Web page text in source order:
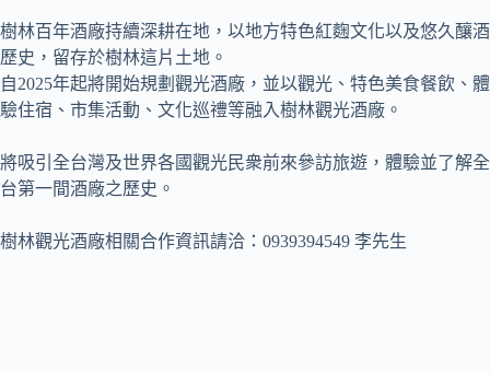
樹林百年酒廠持續深耕在地，以地方特色紅麴文化以及悠久釀酒
歷史，留存於樹林這片土地。
自2025年起將開始規劃觀光酒廠，並以觀光、特色美食餐飲、體
驗住宿、市集活動、文化巡禮等融入樹林觀光酒廠。
將吸引全台灣及世界各國觀光民衆前來參訪旅遊，體驗並了解全
台第一間酒廠之歷史。
樹林觀光酒廠相關合作資訊請洽：0939394549 李先生